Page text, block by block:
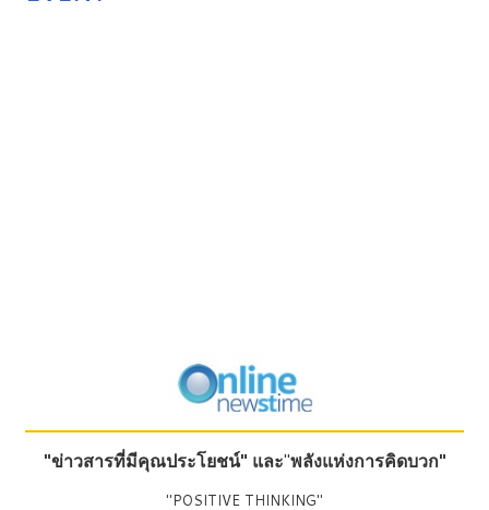
"ข่าวสารที่มีคุณประโยชน์" และ"พลังแห่งการคิดบวก"
"POSITIVE THINKING"